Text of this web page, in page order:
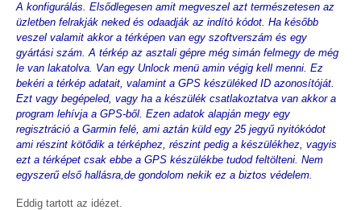
A konfigurálás. Elsődlegesen amit megveszel azt természetesen az
üzletben felrakják neked és odaadják az indító kódot. Ha később
veszel valamit akkor a térképen van egy szoftverszám és egy
gyártási szám. A térkép az asztali gépre még simán felmegy de még
le van lakatolva. Van egy Unlock menü amin végig kell menni. Ez
bekéri a térkép adatait, valamint a GPS készüléked ID azonosítóját.
Ezt vagy begépeled, vagy ha a készülék csatlakoztatva van akkor a
program lehívja a GPS-ből. Ezen adatok alapján megy egy
regisztráció a Garmin felé, ami aztán küld egy 25 jegyű nyitókódot
ami részint kötődik a térképhez, részint pedig a készülékhez, vagyis
ezt a térképet csak ebbe a GPS készülékbe tudod feltölteni. Nem
egyszerű első hallásra,de gondolom nekik ez a biztos védelem.
Eddig tartott az idézet.